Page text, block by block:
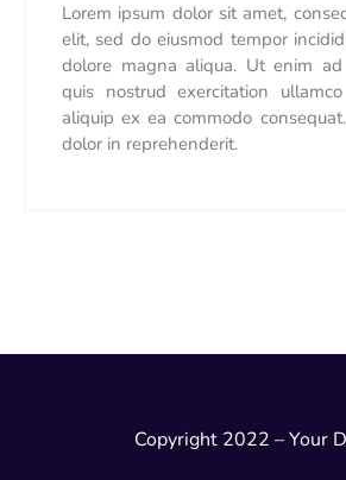
Lorem ipsum dolor sit amet,
elit, sed do eiusmod tempor
dolore magna aliqua. Ut enim
quis nostrud exercitation
aliquip ex ea commodo
dolor in reprehenderit.
Copyright 2022 – Your